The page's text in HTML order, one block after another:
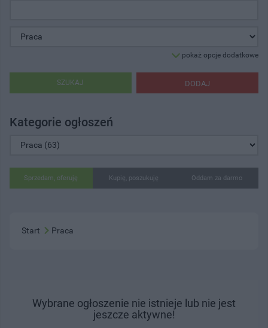
pokaż opcje dodatkowe
DODAJ
SZUKAJ
Kategorie ogłoszeń
Sprzedam, oferuję Kupię, poszukuję Oddam za darmo
Start Praca
Wybrane ogłoszenie nie istnieje lub nie jest
jeszcze aktywne!